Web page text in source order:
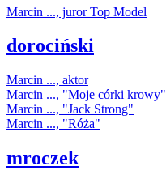
Marcin ..., juror Top Model
dorociński
Marcin ..., aktor
Marcin ..., "Moje córki krowy"
Marcin ..., "Jack Strong"
Marcin ..., "Róża"
mroczek